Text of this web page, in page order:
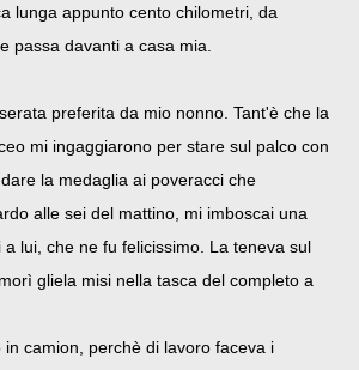
lunga appunto cento chilometri, da
passa davanti a casa mia.
preferita da mio nonno. Tant'è che la
mi ingaggiarono per stare sul palco con
la medaglia ai poveracci che
alle sei del mattino, mi imboscai una
lui, che ne fu felicissimo. La teneva sul
gliela misi nella tasca del completo a
in camion, perchè di lavoro faceva i